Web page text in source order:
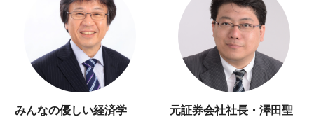
みんなの優しい経済学
元証券会社社長・澤田聖